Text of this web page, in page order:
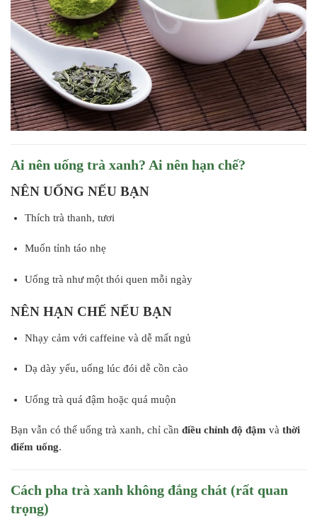
Ai nên uống trà xanh? Ai nên hạn chế?
NÊN UỐNG NẾU BẠN
Thích trà thanh, tươi
Muốn tỉnh táo nhẹ
Uống trà như một thói quen mỗi ngày
NÊN HẠN CHẾ NẾU BẠN
Nhạy cảm với caffeine và dễ mất ngủ
Dạ dày yếu, uống lúc đói dễ cồn cào
Uống trà quá đậm hoặc quá muộn
Bạn vẫn có thể uống trà xanh, chỉ cần điều chỉnh độ đậm và thời
điểm uống.
Cách pha trà xanh không đắng chát (rất quan
trọng)